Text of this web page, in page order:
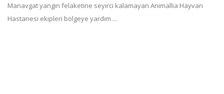
Manavgat yangın felaketine seyirci kalamayan Animallia Hayvan
Hastanesi ekipleri bölgeye yardım ...